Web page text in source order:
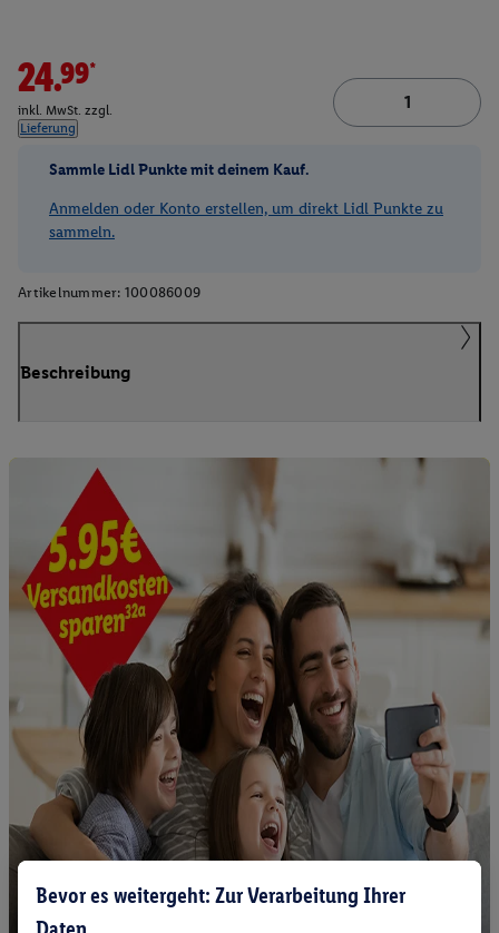
24.99*
inkl. MwSt. zzgl.
Lieferung
Sammle Lidl Punkte mit deinem Kauf.
Anmelden oder Konto erstellen, um direkt Lidl Punkte zu
sammeln.
Artikelnummer: 100086009
Beschreibung
Bevor es weitergeht: Zur Verarbeitung Ihrer